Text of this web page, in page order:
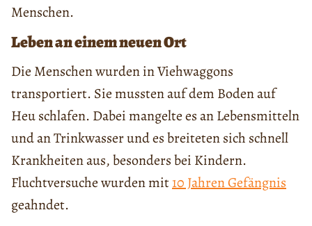
Menschen.
Leben an einem neuen Ort
Die Menschen wurden in Viehwaggons
transportiert. Sie mussten auf dem Boden auf
Heu schlafen. Dabei mangelte es an Lebensmitteln
und an Trinkwasser und es breiteten sich schnell
Krankheiten aus, besonders bei Kindern.
Fluchtversuche wurden mit10 Jahren Gefängnis
geahndet.